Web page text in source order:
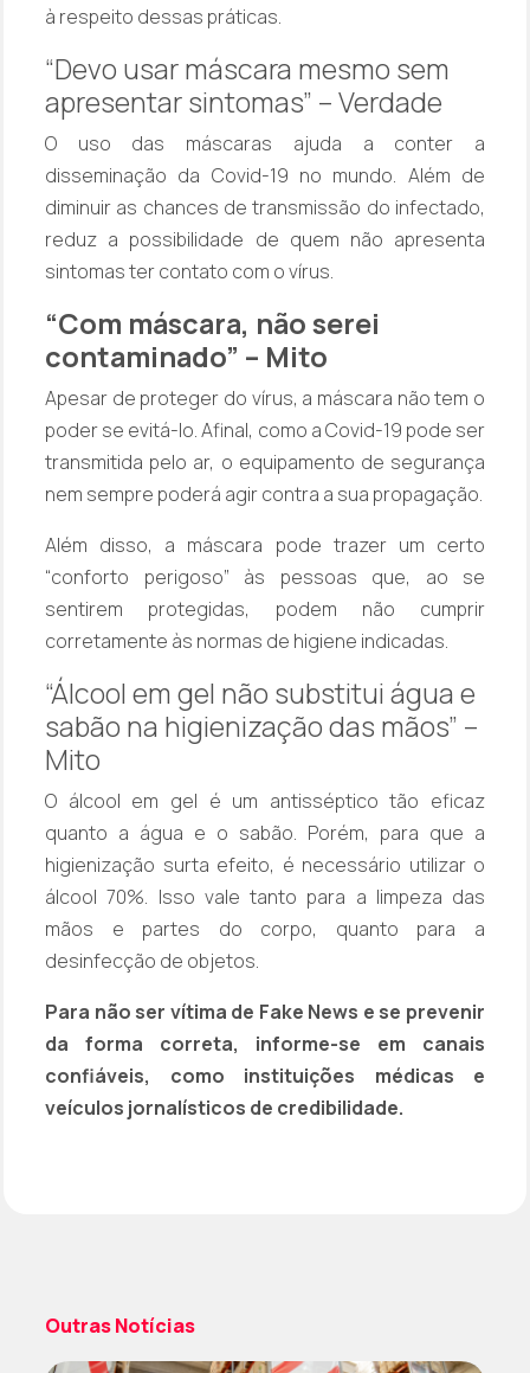
à respeito dessas práticas.
“Devo usar máscara mesmo sem
apresentar sintomas” – Verdade
O uso das máscaras ajuda a conter a
disseminação da Covid-19 no mundo. Além de
diminuir as chances de transmissão do infectado,
reduz a possibilidade de quem não apresenta
sintomas ter contato com o vírus.
“Com máscara, não serei
contaminado” – Mito
Apesar de proteger do vírus, a máscara não tem o
poder se evitá-lo. Afinal, como a Covid-19 pode ser
transmitida pelo ar, o equipamento de segurança
nem sempre poderá agir contra a sua propagação.
Além disso, a máscara pode trazer um certo
“conforto perigoso” às pessoas que, ao se
sentirem protegidas, podem não cumprir
corretamente às normas de higiene indicadas.
“Álcool em gel não substitui água e
sabão na higienização das mãos” –
Mito
O álcool em gel é um antisséptico tão eficaz
quanto a água e o sabão. Porém, para que a
higienização surta efeito, é necessário utilizar o
álcool 70%. Isso vale tanto para a limpeza das
mãos e partes do corpo, quanto para a
desinfecção de objetos.
Para não ser vítima de Fake News e se prevenir
da forma correta, informe-se em canais
confiáveis, como instituições médicas e
veículos jornalísticos de credibilidade.
Outras Notícias